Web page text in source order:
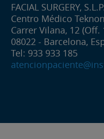
FACIAL SURGERY,
Centro Médico Teknon
Carrer Vilana, 12 (Off.
08022 - Barcelona,
Tel: 933 933 185